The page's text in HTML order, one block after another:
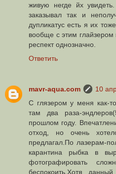
живую негде йх
заказывал так и
дупликатус есть я их
вообще с этим глайзером
респект однозначно.
Ответить
mavr-aqua.com
10
С глязером у меня как-
там два раза-
прошлом году.
отход, но очень
предлагал.По лазерам-
карантина рыбка в
фотографировать
беспокоить.Хотя